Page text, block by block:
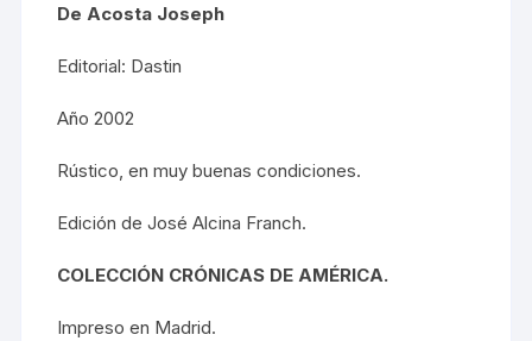
De Acosta Joseph
Editorial: Dastin
Año 2002
Rústico, en muy buenas condiciones.
Edición de José Alcina Franch.
COLECCIÓN CRÓNICAS DE AMÉRICA.
Impreso en Madrid.